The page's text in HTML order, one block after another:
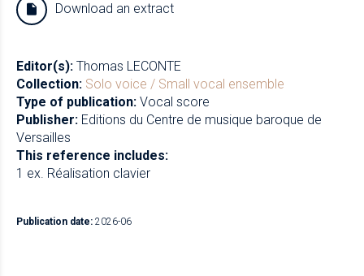
Download an extract
Editor(s): Thomas LECONTE
Collection: Solo voice / Small vocal ensemble
Type of publication: Vocal score
Publisher: Editions du Centre de musique baroque de
Versailles
This reference includes:
1 ex. Réalisation clavier
Publication date: 2026-06